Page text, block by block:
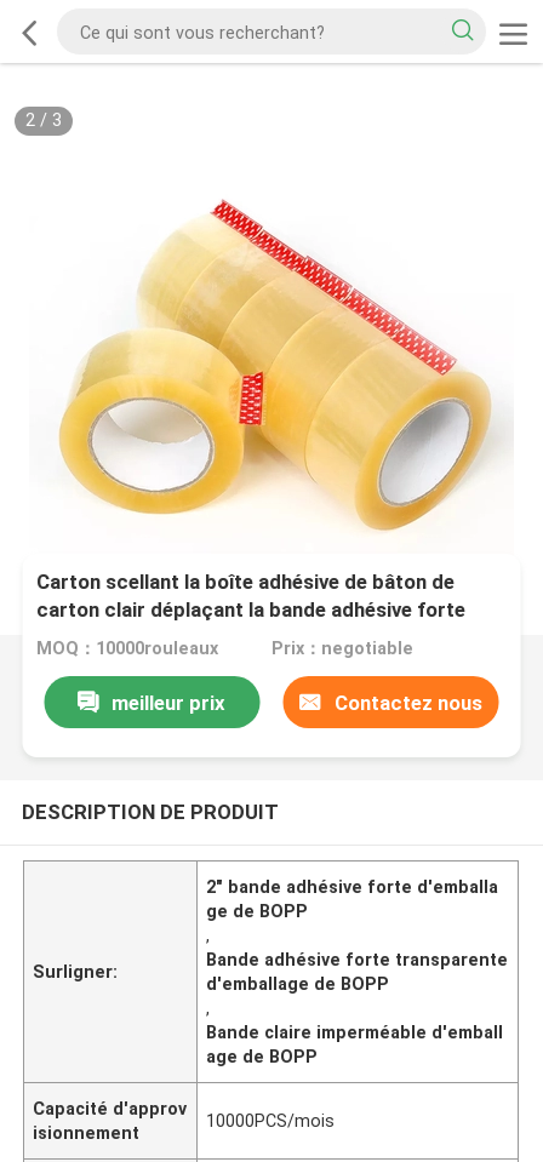
2/ 3
Carton scellant la boîte adhésive de bâton de
carton clair déplaçant la bande adhésive forte
d'emballage de BOPP
MOQ：10000rouleaux Prix：negotiable
meilleur prix Contactez nous
DESCRIPTION DE PRODUIT
Surligner:
2" bande adhésive forte d'emballa
ge de BOPP
,
Bande adhésive forte transparente
d'emballage de BOPP
,
Bande claire imperméable d'emball
age de BOPP
Capacité d'approv
isionnement
10000PCS/mois